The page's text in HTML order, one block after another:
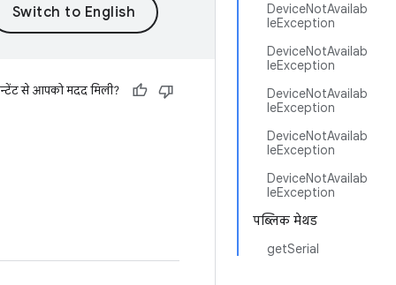
DeviceNotAvailab
leException
DeviceNotAvailab
leException
DeviceNotAvailab
leException
DeviceNotAvailab
leException
DeviceNotAvailab
leException
पब्लिक मेथड
getSerial
से आपको मदद मिली?